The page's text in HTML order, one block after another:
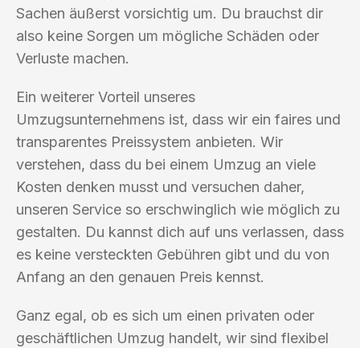
Sachen äußerst vorsichtig um. Du brauchst dir
also keine Sorgen um mögliche Schäden oder
Verluste machen.
Ein weiterer Vorteil unseres
Umzugsunternehmens ist, dass wir ein faires und
transparentes Preissystem anbieten. Wir
verstehen, dass du bei einem Umzug an viele
Kosten denken musst und versuchen daher,
unseren Service so erschwinglich wie möglich zu
gestalten. Du kannst dich auf uns verlassen, dass
es keine versteckten Gebühren gibt und du von
Anfang an den genauen Preis kennst.
Ganz egal, ob es sich um einen privaten oder
geschäftlichen Umzug handelt, wir sind flexibel